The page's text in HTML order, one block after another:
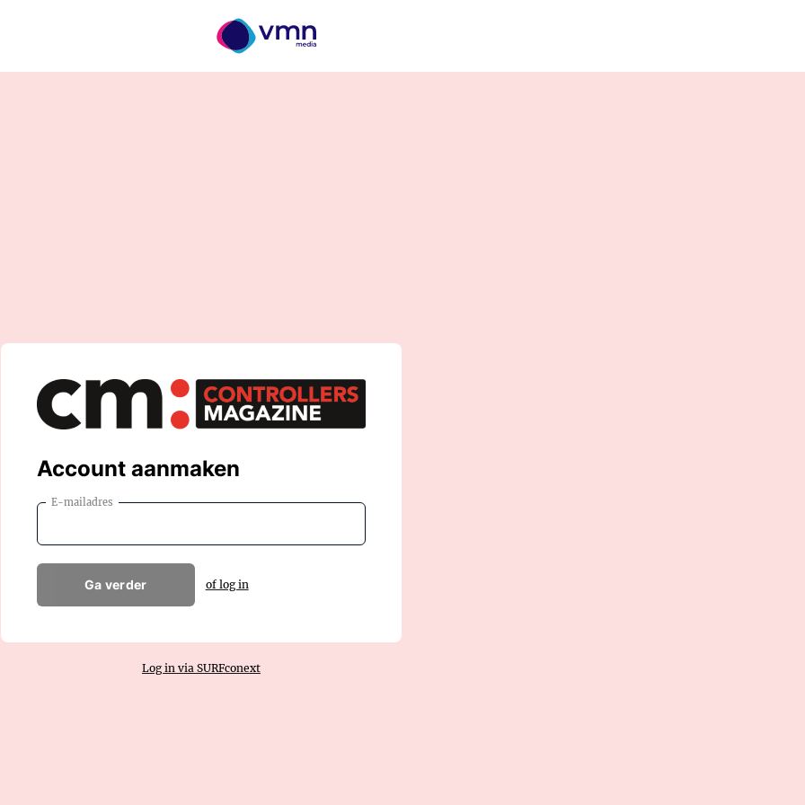
Account aanmaken
E-mailadres
Ga verder of log in
Log in via SURFconext